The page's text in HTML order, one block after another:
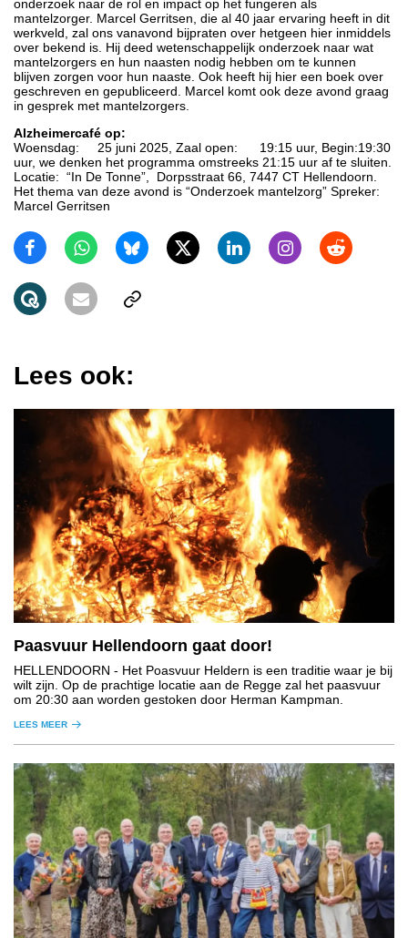
onderzoek naar de rol en impact op het fungeren als
mantelzorger. Marcel Gerritsen, die al 40 jaar ervaring heeft in dit
werkveld, zal ons vanavond bijpraten over hetgeen hier inmiddels
over bekend is. Hij deed wetenschappelijk onderzoek naar wat
mantelzorgers en hun naasten nodig hebben om te kunnen
blijven zorgen voor hun naaste. Ook heeft hij hier een boek over
geschreven en gepubliceerd. Marcel komt ook deze avond graag
in gesprek met mantelzorgers.
Alzheimercafé op:
Woensdag: 25 juni 2025, Zaal open: 19:15 uur, Begin:19:30
uur, we denken het programma omstreeks 21:15 uur af te sluiten.
Locatie: “In De Tonne”, Dorpsstraat 66, 7447 CT Hellendoorn.
Het thema van deze avond is “Onderzoek mantelzorg” Spreker:
Marcel Gerritsen
Lees ook:
Paasvuur Hellendoorn gaat door!
HELLENDOORN - Het Poasvuur Heldern is een traditie waar je bij
wilt zijn. Op de prachtige locatie aan de Regge zal het paasvuur
om 20:30 aan worden gestoken door Herman Kampman.
LEES MEER